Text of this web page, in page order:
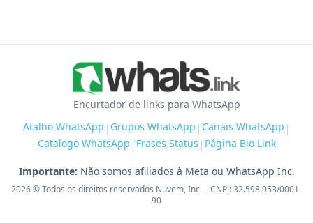
Encurtador de links para WhatsApp
Atalho WhatsApp | Grupos WhatsApp | Canais WhatsApp |
Catalogo WhatsApp | Frases Status | Página Bio Link
Importante: Não somos afiliados à Meta ou WhatsApp Inc.
2026© Todos os direitos reservados Nuvem, Inc. – CNPJ: 32.598.953/0001-
90